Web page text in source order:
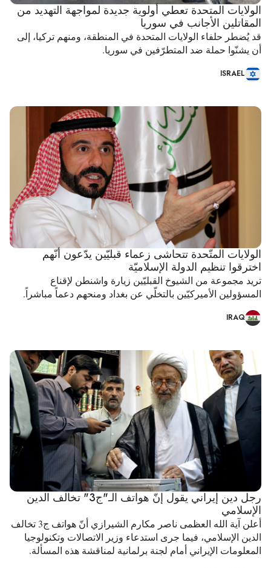
الولايات المتحدة تعطي أولوية جديدة لمواجهة التهديد من
المقاتلين الأجانب في سوريا
قد يُضطر حلفاء الولايات المتحدة في المنطقة، ومنهم تركيا، إلى
أن يشنّوا حملة ضد المتطرّفين في سوريا.
ISRAEL
الولايات المتّحدة تتحاشى زعماء قبليّين يدّعون أنّهم
اخترقوا تنظيم الدولة الإسلاميّة
تريد مجموعة من الشيوخ القبليّين زيارة واشنطن لإقناع
المسؤولين الأميركيّين بالتخلّي عن بغداد ومنحهم دعماً مباشراً.
IRAQ
رجل دين إيراني يقول إنّ هواتف الـ"ج3" تخالف الدين
الإسلامي
أعلن آية الله العظمى ناصر مكارم الشيرازي أنّ هواتف ج3 تخالف
الدين الإسلامي، فيما جرى استدعاء وزير الاتصالات وتكنولوجيا
المعلومات الإيراني أمام لجنة برلمانية لمناقشة هذه المسألة.